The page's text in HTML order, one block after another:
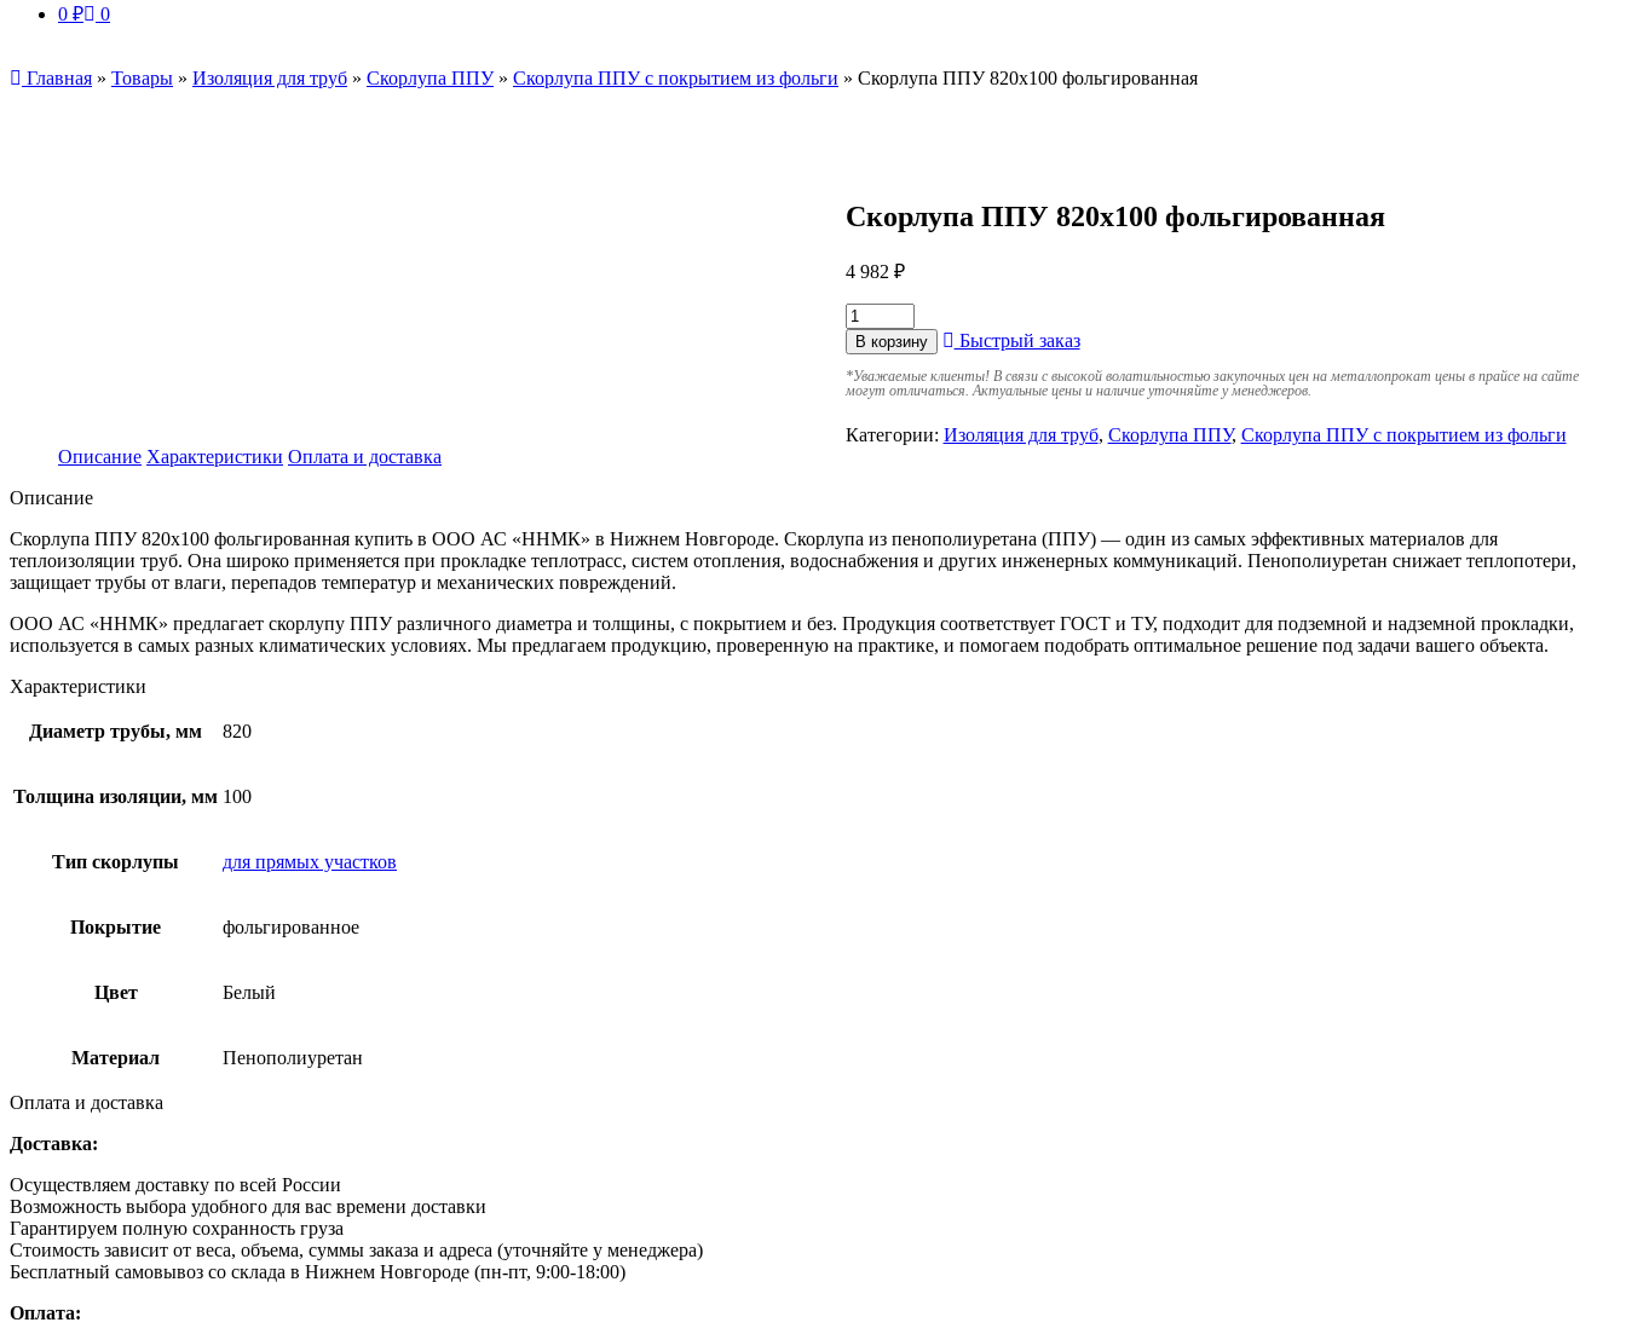
0 ₽ 0
Главная » Товары » Изоляция для труб » Скорлупа ППУ» Скорлупа ППУ с покрытием из фольги » Скорлупа ППУ 820х100 фольгированная
Скорлупа ППУ 820х100 фольгированная
4 982 ₽
В корзину Быстрый заказ
*Уважаемые клиенты! В связи с высокой волатильностью закупочных цен на металлопрокат цены в прайсе на сайте
могут отличаться. Актуальные цены и наличие уточняйте у менеджеров.
Категории: Изоляция для труб, Скорлупа ППУ, Скорлупа ППУ с покрытием из фольги
Описание Характеристики Оплата и доставка
Описание
Скорлупа ППУ 820х100 фольгированная купить в ООО АС «ННМК» в Нижнем Новгороде. Скорлупа из пенополиуретана (ППУ) — один из самых эффективных материалов для
теплоизоляции труб. Она широко применяется при прокладке теплотрасс, систем отопления, водоснабжения и других инженерных коммуникаций. Пенополиуретан снижает теплопотери,
защищает трубы от влаги, перепадов температур и механических повреждений.
ООО АС «ННМК» предлагает скорлупу ППУ различного диаметра и толщины, с покрытием и без. Продукция соответствует ГОСТ и ТУ, подходит для подземной и надземной прокладки,
используется в самых разных климатических условиях. Мы предлагаем продукцию, проверенную на практике, и помогаем подобрать оптимальное решение под задачи вашего объекта.
Характеристики
Диаметр трубы, мм 820
Толщина изоляции, мм 100
Тип скорлупы для прямых участков
Покрытие фольгированное
Цвет Белый
Материал Пенополиуретан
Оплата и доставка
Доставка:
Осуществляем доставку по всей России
Возможность выбора удобного для вас времени доставки
Гарантируем полную сохранность груза
Стоимость зависит от веса, объема, суммы заказа и адреса (уточняйте у менеджера)
Бесплатный самовывоз со склада в Нижнем Новгороде (пн-пт, 9:00-18:00)
Оплата: